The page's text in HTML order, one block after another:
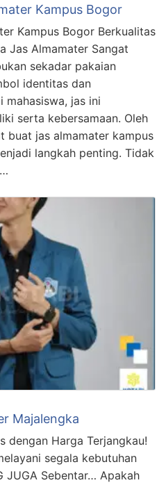
Kampus Bogor
Kampus Bogor Berkualitas
Jas Almamater Sangat
sekadar pakaian
identitas dan
mahasiswa, jas ini
serta kebersamaan. Oleh
buat jas almamater kampus
langkah penting. Tidak
Majalengka
dengan Harga Terjangkau!
segala kebutuhan
JUGA Sebentar… Apakah